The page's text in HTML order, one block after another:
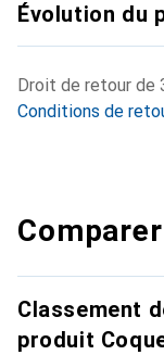
Évolution du
Droit de retour de
Conditions de
Classement
produit